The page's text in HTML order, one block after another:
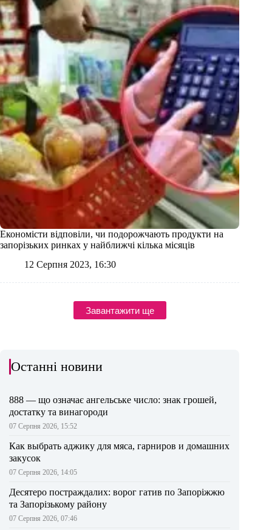
Економісти відповіли, чи подорожчають продукти на
запорізьких ринках у найближчі кілька місяців
12 Серпня 2023, 16:30
Завантажити ще
Останні новини
888 — що означає ангельське число: знак грошей,
достатку та винагороди
07 Серпня 2026, 15:52
Как выбрать аджику для мяса, гарниров и домашних
закусок
07 Серпня 2026, 14:05
Десятеро постраждалих: ворог гатив по Запоріжжю
та Запорізькому району
07 Серпня 2026, 07:46